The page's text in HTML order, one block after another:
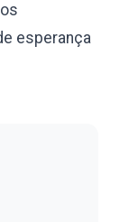
esperança